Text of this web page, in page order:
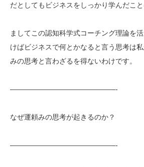
だとしてもビジネスをしっかり学んだこと
ましてこの認知科学式コーチング理論を
けばビジネスで何とかなると言う思考は
みの思考と言わざるを得ないわけです。
———————————————-
なぜ運頼みの思考が起きるのか？
———————————————-